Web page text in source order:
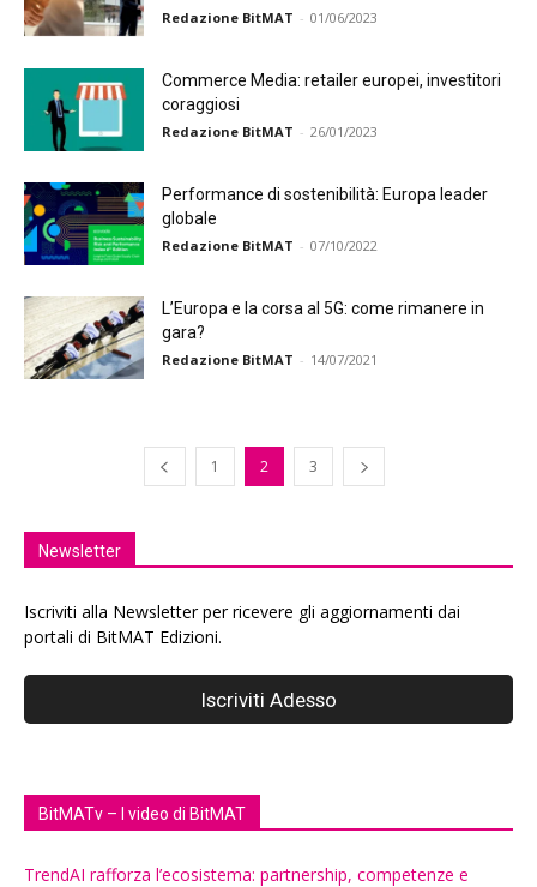
Redazione BitMAT - 01/06/2023
Commerce Media: retailer europei, investitori
coraggiosi
Redazione BitMAT - 26/01/2023
Performance di sostenibilità: Europa leader
globale
Redazione BitMAT - 07/10/2022
L’Europa e la corsa al 5G: come rimanere in
gara?
Redazione BitMAT - 14/07/2021
1 2 3
Newsletter
Iscriviti alla Newsletter per ricevere gli aggiornamenti dai
portali di BitMAT Edizioni.
BitMATv – I video di BitMAT
TrendAI rafforza l’ecosistema: partnership, competenze e